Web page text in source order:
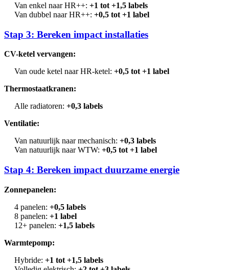
Van enkel naar HR++: +1 tot +1,5 labels
Van dubbel naar HR++: +0,5 tot +1 label
Stap 3: Bereken impact installaties
CV-ketel vervangen:
Van oude ketel naar HR-ketel: +0,5 tot +1 label
Thermostaatkranen:
Alle radiatoren: +0,3 labels
Ventilatie:
Van natuurlijk naar mechanisch: +0,3 labels
Van natuurlijk naar WTW: +0,5 tot +1 label
Stap 4: Bereken impact duurzame energie
Zonnepanelen:
4 panelen: +0,5 labels
8 panelen: +1 label
12+ panelen: +1,5 labels
Warmtepomp:
Hybride: +1 tot +1,5 labels